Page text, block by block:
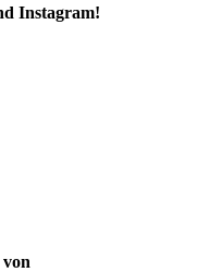
Instagram!